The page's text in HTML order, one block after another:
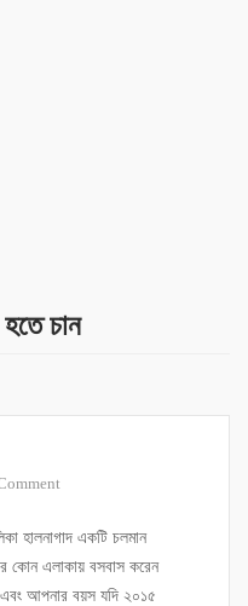
চান
হালনাগাদ একটি চলমান
কোন এলাকায় বসবাস করেন
এবং আপনার বয়স যদি ২০১৫